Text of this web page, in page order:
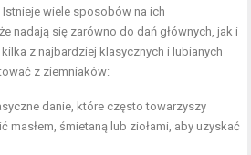
Istnieje wiele sposobów na ich
nadają się zarówno do dań głównych, jak i
z najbardziej klasycznych i lubianych
z ziemniaków:
danie, które często towarzyszy
masłem, śmietaną lub ziołami, aby uzyskać